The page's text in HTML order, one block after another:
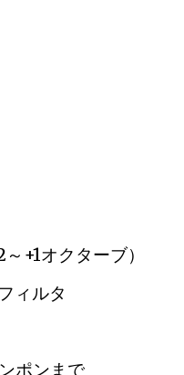
+1オクターブ）
ィルタ
ポンまで